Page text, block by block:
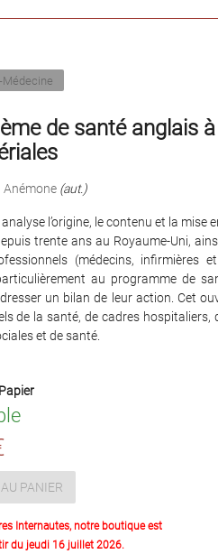
Médecine
de santé anglais
Anémone (aut.)
l’origine, le contenu et la
trente ans au Royaume-Uni,
(médecins, infirmières
au programme de
un bilan de leur action. Cet
de la santé, de cadres hospitaliers,
et de santé.
PANIER
Internautes, notre boutique est
du jeudi 16 juillet 2026.